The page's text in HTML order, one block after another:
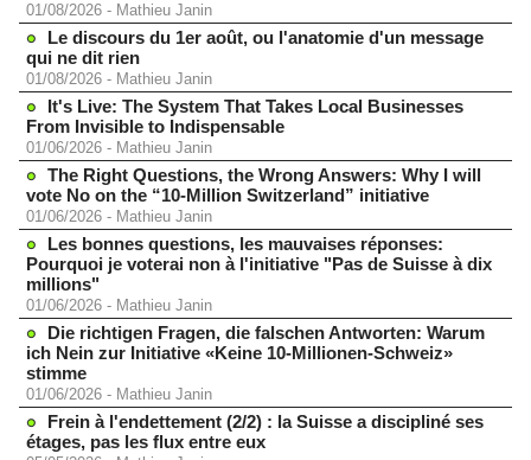
01/08/2026 - Mathieu Janin
Le discours du 1er août, ou l'anatomie d'un message
qui ne dit rien
01/08/2026 - Mathieu Janin
It's Live: The System That Takes Local Businesses
From Invisible to Indispensable
01/06/2026 - Mathieu Janin
The Right Questions, the Wrong Answers: Why I will
vote No on the “10-Million Switzerland” initiative
01/06/2026 - Mathieu Janin
Les bonnes questions, les mauvaises réponses:
Pourquoi je voterai non à l'initiative "Pas de Suisse à dix
millions"
01/06/2026 - Mathieu Janin
Die richtigen Fragen, die falschen Antworten: Warum
ich Nein zur Initiative «Keine 10-Millionen-Schweiz»
stimme
01/06/2026 - Mathieu Janin
Frein à l'endettement (2/2) : la Suisse a discipliné ses
étages, pas les flux entre eux